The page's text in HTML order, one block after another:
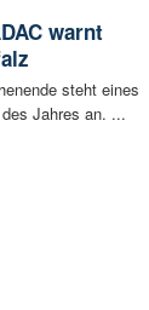
warnt
steht eines
Jahres an. ...